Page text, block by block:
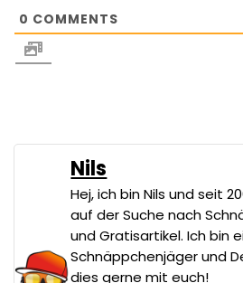
0 COMMENTS
Nils
Hej, ich bin Nils und seit
auf der Suche nach
und Gratisartikel. Ich bin
Schnäppchenjäger und
dies gerne mit euch!